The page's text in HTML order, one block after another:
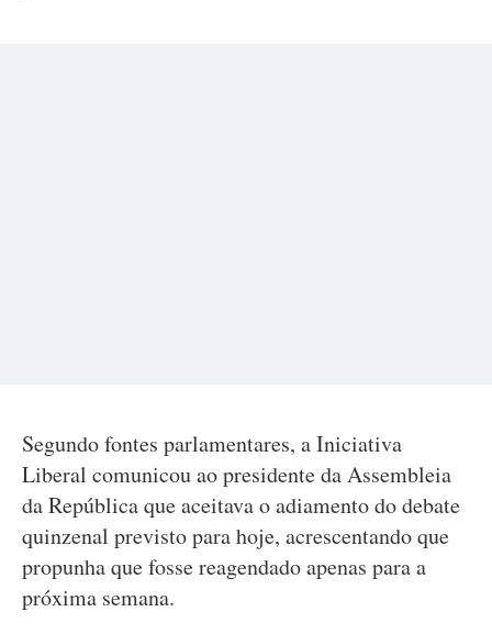
Segundo fontes parlamentares, a Iniciativa
Liberal comunicou ao presidente da Assembleia
da República que aceitava o adiamento do debate
quinzenal previsto para hoje, acrescentando que
propunha que fosse reagendado apenas para a
próxima semana.